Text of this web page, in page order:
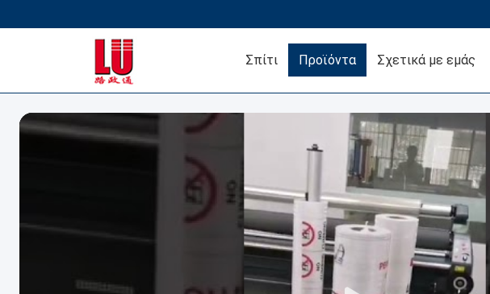
Σπίτι Προϊόντα Σχετικά με εμάς